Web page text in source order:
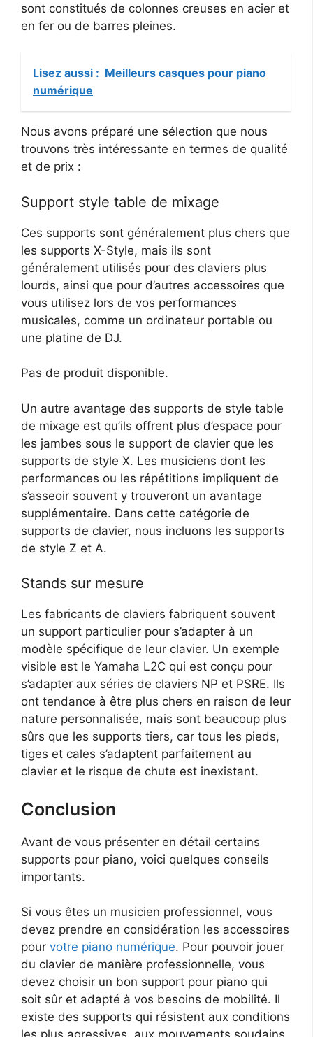
sont constitués de colonnes creuses en acier et
en fer ou de barres pleines.
Lisez aussi : Meilleurs casques pour piano
numérique
Nous avons préparé une sélection que nous
trouvons très intéressante en termes de qualité
et de prix :
Support style table de mixage
Ces supports sont généralement plus chers que
les supports X-Style, mais ils sont
généralement utilisés pour des claviers plus
lourds, ainsi que pour d’autres accessoires que
vous utilisez lors de vos performances
musicales, comme un ordinateur portable ou
une platine de DJ.
Pas de produit disponible.
Un autre avantage des supports de style table
de mixage est qu’ils offrent plus d’espace pour
les jambes sous le support de clavier que les
supports de style X. Les musiciens dont les
performances ou les répétitions impliquent de
s’asseoir souvent y trouveront un avantage
supplémentaire. Dans cette catégorie de
supports de clavier, nous incluons les supports
de style Z et A.
Stands sur mesure
Les fabricants de claviers fabriquent souvent
un support particulier pour s’adapter à un
modèle spécifique de leur clavier. Un exemple
visible est le Yamaha L2C qui est conçu pour
s’adapter aux séries de claviers NP et PSRE. Ils
ont tendance à être plus chers en raison de leur
nature personnalisée, mais sont beaucoup plus
sûrs que les supports tiers, car tous les pieds,
tiges et cales s’adaptent parfaitement au
clavier et le risque de chute est inexistant.
Conclusion
Avant de vous présenter en détail certains
supports pour piano, voici quelques conseils
importants.
Si vous êtes un musicien professionnel, vous
devez prendre en considération les accessoires
pour votre piano numérique. Pour pouvoir jouer
du clavier de manière professionnelle, vous
devez choisir un bon support pour piano qui
soit sûr et adapté à vos besoins de mobilité. Il
existe des supports qui résistent aux conditions